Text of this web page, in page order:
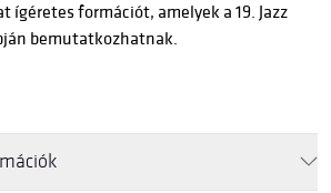
ígéretes formációt, amelyek a 19. Jazz
bemutatkozhatnak.